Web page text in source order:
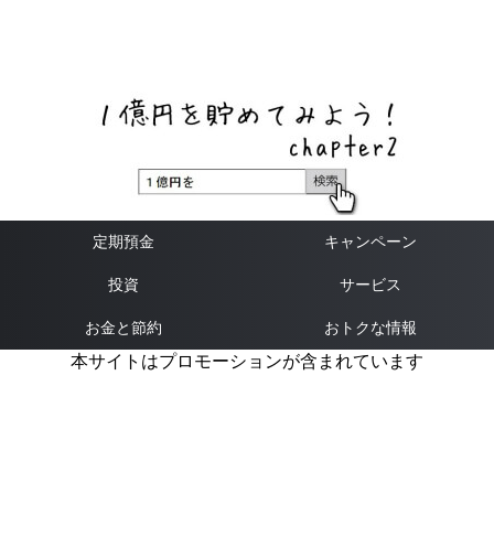
定期預金 キャンペーン
投資 サービス
お金と節約 おトクな情報
本サイトはプロモーションが含まれています